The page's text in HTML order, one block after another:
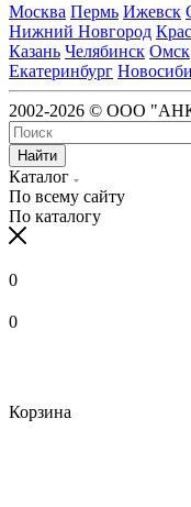
Москва Пермь Ижевск
Нижний Новгород
Казань Челябинск Омск
Екатеринбург
2002-2026 © ООО
Найти
Каталог
По всему сайту
По каталогу
0
0
Корзина